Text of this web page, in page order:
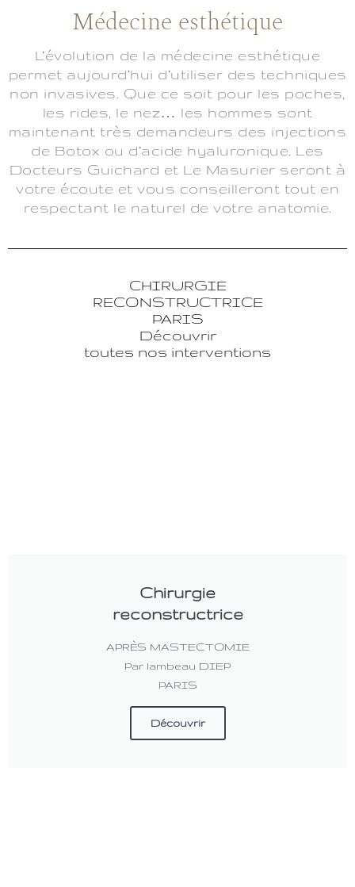
Médecine esthétique
L’évolution de la médecine esthétique
permet aujourd’hui d’utiliser des techniques
non invasives. Que ce soit pour les poches,
les rides, le nez… les hommes sont
maintenant très demandeurs des injections
de Botox ou d’acide hyaluronique. Les
Docteurs Guichard et Le Masurier seront à
votre écoute et vous conseilleront tout en
respectant le naturel de votre anatomie.
CHIRURGIE
RECONSTRUCTRICE
PARIS
Découvrir
toutes nos interventions
Chirurgie
reconstructrice
APRÈS MASTECTOMIE
Par lambeau DIEP
PARIS
Découvrir